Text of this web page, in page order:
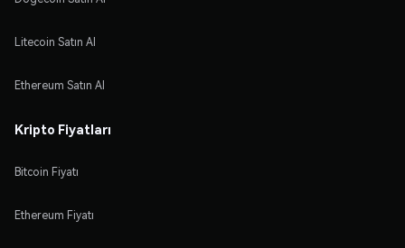
Litecoin Satın Al
Ethereum Satın Al
Kripto Fiyatları
Bitcoin Fiyatı
Ethereum Fiyatı